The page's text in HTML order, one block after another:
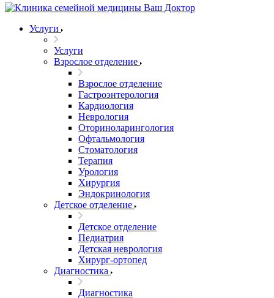
Услуги
Услуги
Взрослое отделение
Взрослое отделение
Гастроэнтерология
Кардиология
Неврология
Оториноларингология
Офтальмология
Стоматология
Терапия
Урология
Хирургия
Эндокринология
Детское отделение
Детское отделение
Педиатрия
Детская неврология
Хирург-ортопед
Диагностика
Диагностика